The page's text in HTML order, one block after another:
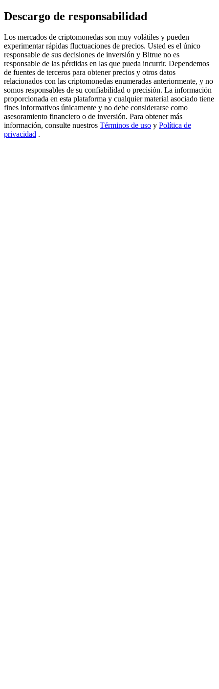
Deposit CASHCAT & Win
Exclusive for BitMart Users
Register & Trade to Win 500,000 USDT
Precious Metals Trading Carnival
Descargo de responsabilidad
Los mercados de criptomonedas son muy volátiles y pueden
experimentar rápidas fluctuaciones de precios. Usted es el único
responsable de sus decisiones de inversión y Bitrue no es
responsable de las pérdidas en las que pueda incurrir. Dependemos
de fuentes de terceros para obtener precios y otros datos
relacionados con las criptomonedas enumeradas anteriormente, y no
somos responsables de su confiabilidad o precisión. La información
proporcionada en esta plataforma y cualquier material asociado tiene
fines informativos únicamente y no debe considerarse como
asesoramiento financiero o de inversión. Para obtener más
información, consulte nuestros Términos de uso y Política de
privacidad .